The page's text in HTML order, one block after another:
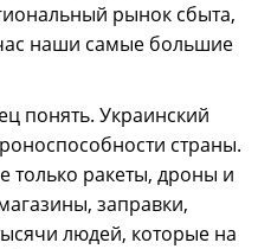
рынок сбыта,
наши самые большие
понять. Украинский
страны.
только ракеты, дроны и
заправки,
людей, которые на